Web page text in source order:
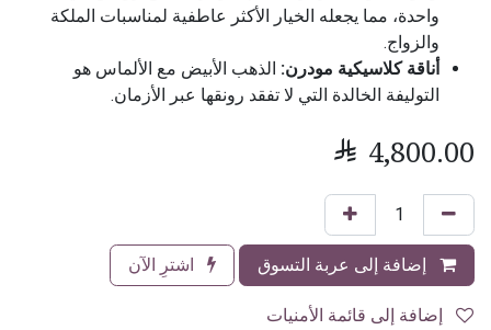
واحدة، مما يجعله الخيار الأكثر عاطفية لمناسبات الملكة
والزواج.
أناقة كلاسيكية مودرن: الذهب الأبيض مع الألماس هو
التوليفة الخالدة التي لا تفقد رونقها عبر الأزمان.
 4,800.00
إضافة إلى عربة التسوق اشترِ الآن